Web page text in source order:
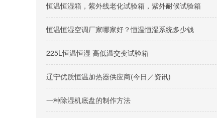
恒温恒湿箱，紫外线老化试验箱，紫外耐候试验箱
恒温恒湿空调厂家哪家好？恒温恒湿系统多少钱
225L恒温恒湿 高低温交变试验箱
辽宁优质恒温加热器供应商(今日／资讯)
一种除湿机底盘的制作方法